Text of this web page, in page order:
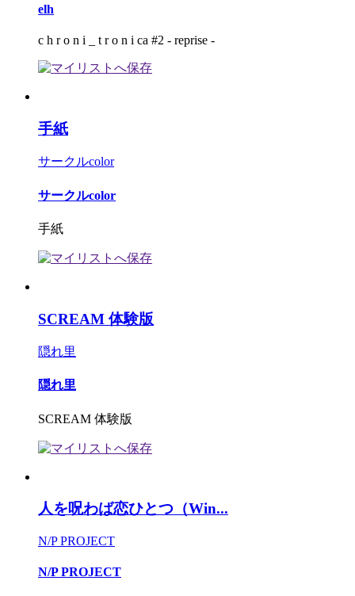
elh
c h r o n i _ t r o n i ca #2 - reprise -
手紙
サークルcolor
サークルcolor
手紙
SCREAM 体験版
隠れ里
隠れ里
SCREAM 体験版
人を呪わば恋ひとつ（Win...
N/P PROJECT
N/P PROJECT